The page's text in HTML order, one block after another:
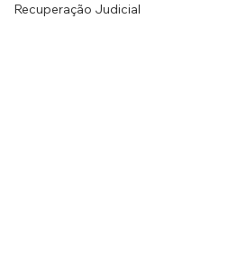
Recuperação Judicial